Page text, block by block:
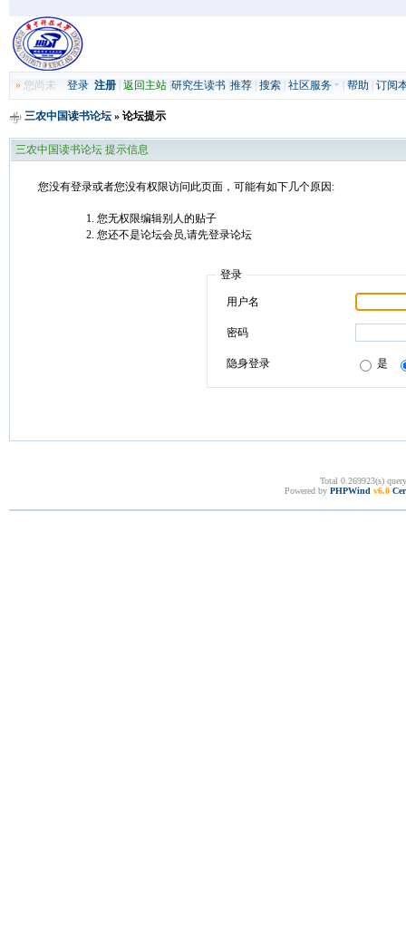
»您尚未 登录 注册| 返回主站| 研究生读书| 推荐| 搜索| 社区服务 帮助 订阅
三农中国读书论坛» 论坛提示
三农中国读书论坛 提示信息
您没有登录或者您没有权限访问此页面，可能有如下几个原因:
您无权限编辑别人的贴子
您还不是论坛会员,请先登录论坛
登录
用户名
密码
隐身登录 是
Total 0.269923(s)
Powered by PHPWind v6.0